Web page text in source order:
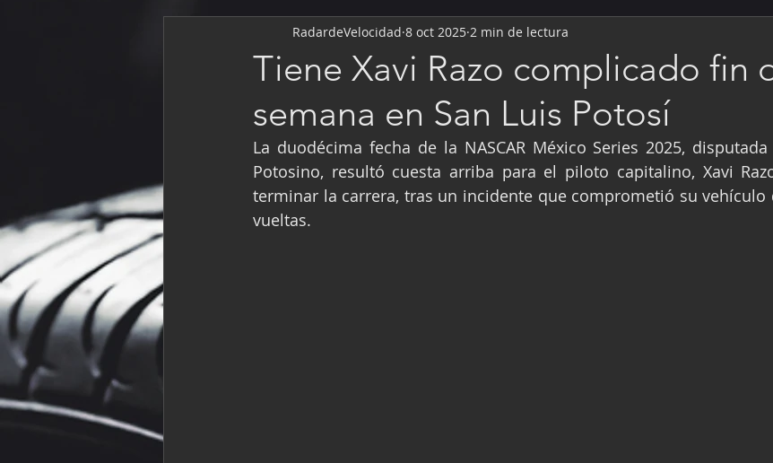
Súper Copa Industria Automotriz
Mexicanos en el extranjero Kartismo Rally
Fórmula Ford Vintage Fórmula 3 Nauticopa FIA
Tiene Xavi Razo complicado fin
semana en San Luis Potosí
RadardeVelocidad 8 oct 2025 2 min de lectura
La duodécima fecha de la NASCAR México Series 2025,
Potosino, resultó cuesta arriba para el piloto capitalino, Xavi
terminar la carrera, tras un incidente que comprometió su vehículo
vueltas.